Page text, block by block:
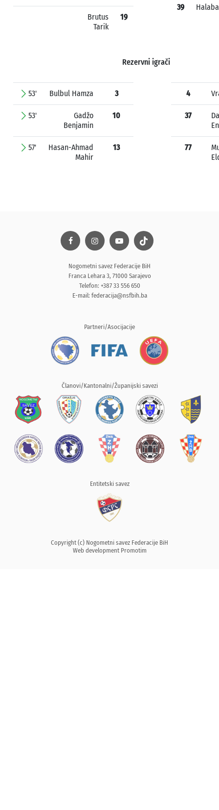
Brutus
Tarik
19
39
Rezervni igrači
53' Bulbul Hamza 3
53'
Gadžo
Benjamin
10
57'
Hasan-Ahmad
Mahir
13
4
37
77
Nogometni savez Federacije BiH
Franca Lehara 3, 71000 Sarajevo
Telefon: +387 33 556 650
E-mail: federacija@nsfbih.ba
Partneri/Asocijacije
Članovi/Kantonalni/Županijski savezi
Entitetski savez
Copyright (c) Nogometni savez Federacije BiH
Web development Promotim